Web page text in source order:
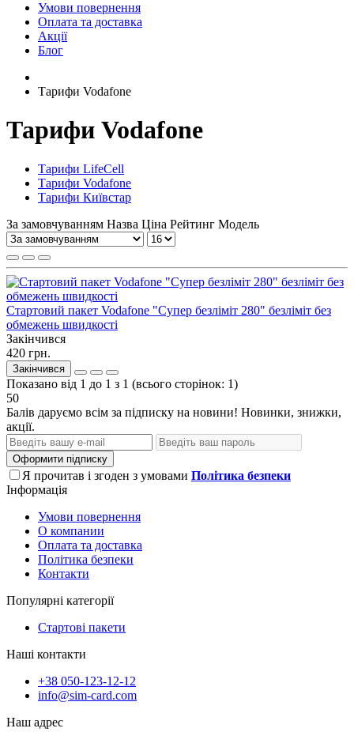
Умови повернення
Оплата та доставка
Акції
Блог
Тарифи Vodafone
Тарифи Vodafone
Тарифи LifeCell
Тарифи Vodafone
Тарифи Київстар
За замовчуванням Назва Ціна Рейтинг Модель
Стартовий пакет Vodafone "Супер безліміт 280" безліміт без
обмежень швидкості
Закінчився
420 грн.
Закінчився
Показано від 1 до 1 з 1 (всього сторінок: 1)
50
Балів даруємо всім за підписку на новини! Новинки, знижки,
акції.
Оформити підписку
Я прочитав і згоден з умовами Політика безпеки
Інформація
Умови повернення
О компании
Оплата та доставка
Політика безпеки
Контакти
Популярні категорії
Стартові пакети
Наші контакти
+38 050-123-12-12
info@sim-card.com
Наш адрес